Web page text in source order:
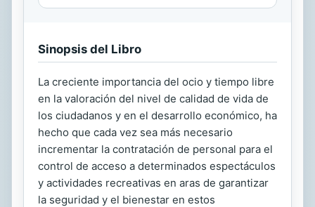
Sinopsis del Libro
La creciente importancia del ocio y tiempo libre
en la valoración del nivel de calidad de vida de
los ciudadanos y en el desarrollo económico, ha
hecho que cada vez sea más necesario
incrementar la contratación de personal para el
control de acceso a determinados espectáculos
y actividades recreativas en aras de garantizar
la seguridad y el bienestar en estos